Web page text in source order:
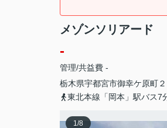
メゾンソリアード
-
管理/共益費 -
栃木県宇都宮市御幸ケ原町
東北本線「岡本」駅バス7
1/8